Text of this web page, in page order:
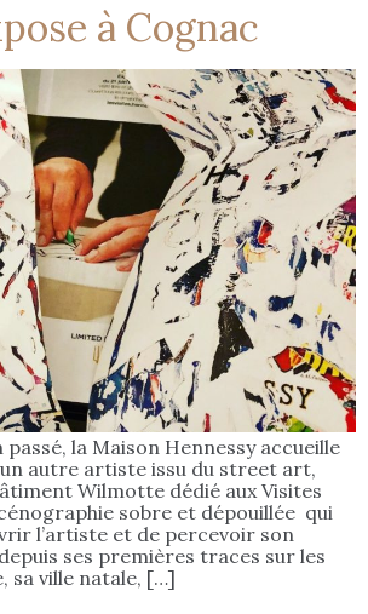
à Cognac
passé, la Maison Hennessy accueille
autre artiste issu du street art,
Wilmotte dédié aux Visites
sobre et dépouillée qui
l’artiste et de percevoir son
ses premières traces sur les
sa ville natale, […]